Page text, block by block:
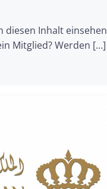
diesen Inhalt einsehen
Mitglied? Werden […]